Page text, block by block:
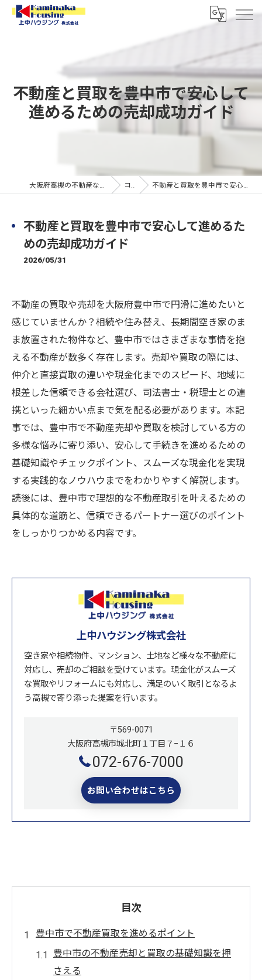
不動産と買取を豊中市で安心して
進めるための売却成功ガイド
大阪府高槻の不動産なら上中ハウジング株式会社 コラム 不動産と買取を豊中市で安心して進めるための売却成功ガイド
不動産と買取を豊中市で安心して進めるた
めの売却成功ガイド
2026/05/31
不動産の買取や売却を大阪府豊中市で円滑に進めたいと
感じていませんか？相続や住み替え、長期間空き家のま
ま放置された物件など、豊中市ではさまざまな事情を抱
える不動産が数多く存在します。売却や買取の際には、
仲介と直接買取の違いや現金化までのスピード、地域に
根差した信頼できる会社選び、司法書士・税理士との連
携といった細かい点まで気を配る必要があります。本記
事では、豊中市で不動産売却や買取を検討している方の
多様な悩みに寄り添い、安心して手続きを進めるための
基礎知識やチェックポイント、スムーズな現金化を実現
する実践的なノウハウまでをわかりやすく解説します。
読後には、豊中市で理想的な不動産取引を叶えるための
具体的な道筋と、信頼できるパートナー選びのポイント
をしっかりつかめる内容です。
上中ハウジング株式会社
空き家や相続物件、マンション、土地など様々な不動産に
対応し、売却のご相談を受けています。現金化がスムーズ
な買取やリフォームにも対応し、満足のいく取引となるよ
う高槻で寄り添った提案を行います。
〒569-0071
大阪府高槻市城北町１丁目７−１６
072-676-7000
お問い合わせはこちら
目次
豊中市で不動産買取を進めるポイント
豊中市の不動産売却と買取の基礎知識を押
さえる